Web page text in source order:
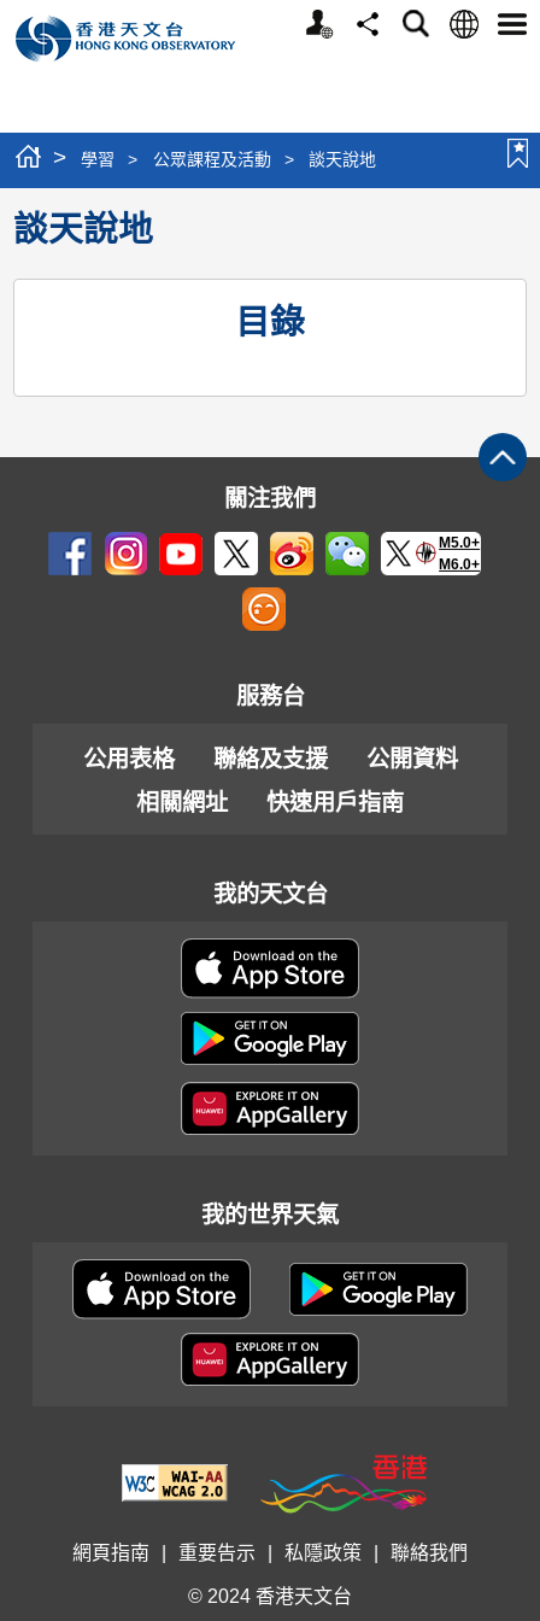
個
分
搜
語
選
> 學習 > 公眾課程及活動 > 談天說地
談天說地
目錄
關注我們
M5.0+
M6.0+
服務台
公用表格 聯絡及支援
公開資料
相關網址
快速用戶指南
我的天文台
我的世界天氣
網頁指南 重要告示 私隱政策 聯絡我們
© 2024 香港天文台